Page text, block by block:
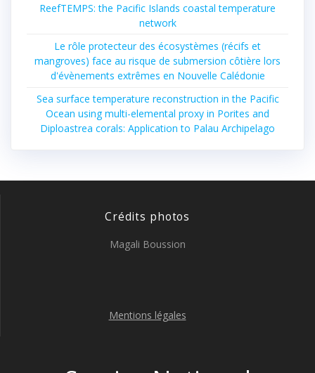
ReefTEMPS: the Pacific Islands coastal temperature
network
Le rôle protecteur des écosystèmes (récifs et
mangroves) face au risque de submersion côtière lors
d'évènements extrêmes en Nouvelle Calédonie
Sea surface temperature reconstruction in the Pacific
Ocean using multi-elemental proxy in Porites and
Diploastrea corals: Application to Palau Archipelago
Crédits photos
Magali Boussion
Mentions légales